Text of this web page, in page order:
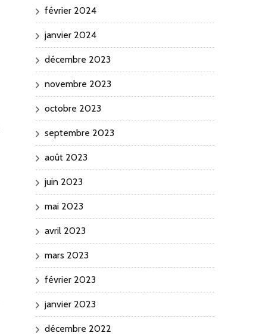
février 2024
janvier 2024
décembre 2023
novembre 2023
octobre 2023
septembre 2023
août 2023
juin 2023
mai 2023
avril 2023
mars 2023
février 2023
janvier 2023
décembre 2022